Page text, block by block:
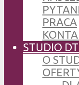
PRACA
STUDIO
O